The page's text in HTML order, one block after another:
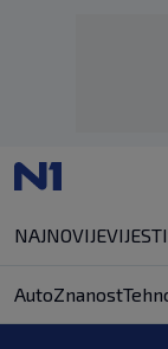
NAJNOVIJEVIJESTI
AutoZnanost